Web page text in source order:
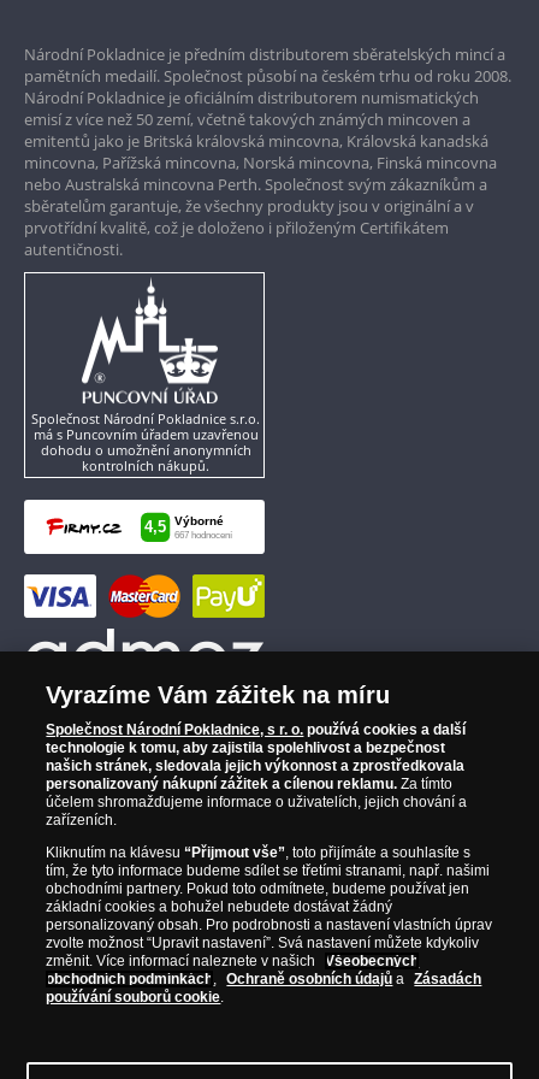
Garance nejvyšší kvality
Pouze originální produkty
Národní Pokladnice je předním distributorem sběratelských mincí a
pamětních medailí. Společnost působí na českém trhu od roku 2008.
Národní Pokladnice je oficiálním distributorem numismatických
emisí z více než 50 zemí, včetně takových známých mincoven a
emitentů jako je Britská královská mincovna, Královská kanadská
mincovna, Pařížská mincovna, Norská mincovna, Finská mincovna
nebo Australská mincovna Perth. Společnost svým zákazníkům a
sběratelům garantuje, že všechny produkty jsou v originální a v
prvotřídní kvalitě, což je doloženo i přiloženým Certifikátem
autentičnosti.
Společnost Národní Pokladnice s.r.o.
má s Puncovním úřadem uzavřenou
dohodu o umožnění anonymních
kontrolních nákupů.
Tel.: 810 100 500E-mail: info@narodnipokladnice.cz, www.narodnipokladnice.cz;
Vyrazíme Vám zážitek na míru
Společnost Národní Pokladnice, s r. o. používá cookies a další
technologie k tomu, aby zajistila spolehlivost a bezpečnost
našich stránek, sledovala jejich výkonnost a zprostředkovala
personalizovaný nákupní zážitek a cílenou reklamu. Za tímto
účelem shromažďujeme informace o uživatelích, jejich chování a
zařízeních.
Kliknutím na klávesu“Přijmout vše”, toto přijímáte a souhlasíte s
tím, že tyto informace budeme sdílet se třetími stranami, např. našimi
obchodními partnery. Pokud toto odmítnete, budeme používat jen
základní cookies a bohužel nebudete dostávat žádný
personalizovaný obsah. Pro podrobnosti a nastavení vlastních úprav
zvolte možnost “Upravit nastavení”. Svá nastavení můžete kdykoliv
změnit. Více informací naleznete v našich
Všeobecných
obchodních podmínkách , Ochraně osobních údajů a
Zásadách
používání souborů cookie.